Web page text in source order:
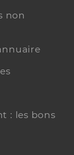
non
: les bons